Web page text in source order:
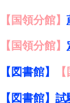
【国領分館】
【国領分館】
【図書館】
【図書館】 試